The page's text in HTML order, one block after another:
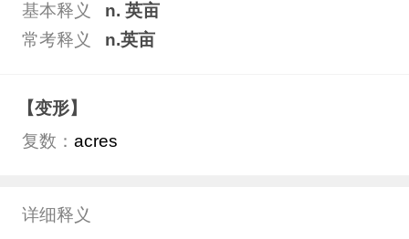
基本释义
n. 英亩
常考释义
n.英亩
【变形】
复数： acres
详细释义